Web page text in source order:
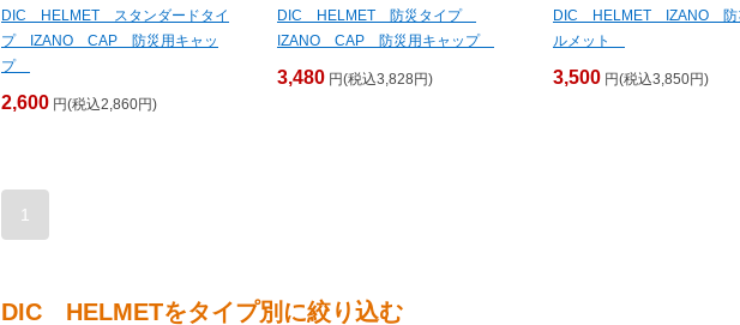
DIC HELMET スタンダードタイ
プ IZANO CAP 防災用キャッ
プ
2,600 円(税込2,860円)
DIC HELMET 防災タイプ
IZANO CAP 防災用キャップ
3,480 円(税込3,828円)
DIC HELMET IZANO 防
ルメット
3,500 円(税込3,850円)
1
DIC HELMETをタイプ別に絞り込む